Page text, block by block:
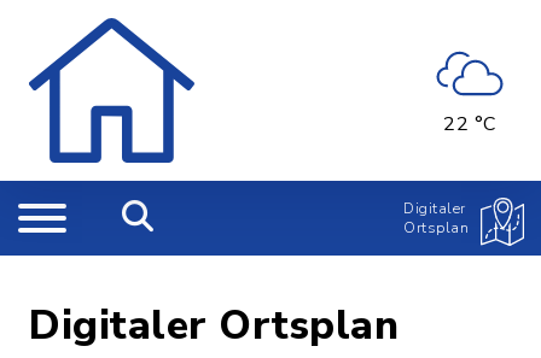
22 °C
Digitaler
Ortsplan
Digitaler Ortsplan